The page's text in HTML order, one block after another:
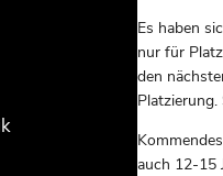
Es haben
nur für
den
auch 12-15